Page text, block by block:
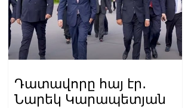
Դատավորը հայ էր․
Նարեկ Կարապետյան